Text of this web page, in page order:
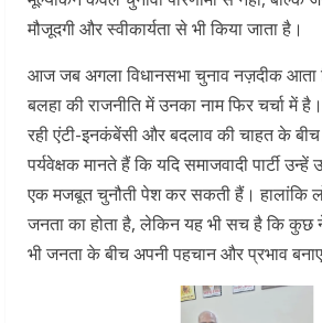
मौजूदगी और स्वीकार्यता से भी किया जाता है।
आज जब अगला विधानसभा चुनाव नज़दीक आता
बलहा की राजनीति में उनका नाम फिर चर्चा में
रही एंटी-इनकंबेंसी और बदलाव की चाहत के
पर्यवेक्षक मानते हैं कि यदि समाजवादी पार्टी उन्हें
एक मजबूत चुनौती पेश कर सकती हैं। हालांकि
जनता का होता है, लेकिन यह भी सच है कि कुछ
भी जनता के बीच अपनी पहचान और प्रभाव